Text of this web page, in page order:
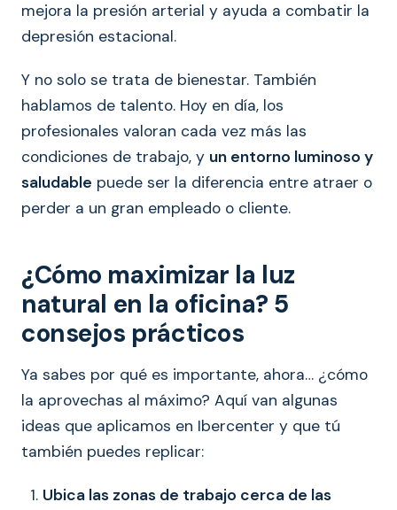
mejora la presión arterial y ayuda a combatir la
depresión estacional.
Y no solo se trata de bienestar. También
hablamos de talento. Hoy en día, los
profesionales valoran cada vez más las
condiciones de trabajo, y un entorno luminoso y
saludable puede ser la diferencia entre atraer o
perder a un gran empleado o cliente.
¿Cómo maximizar la luz
natural en la oficina? 5
consejos prácticos
Ya sabes por qué es importante, ahora… ¿cómo
la aprovechas al máximo? Aquí van algunas
ideas que aplicamos en Ibercenter y que tú
también puedes replicar:
Ubica las zonas de trabajo cerca de las